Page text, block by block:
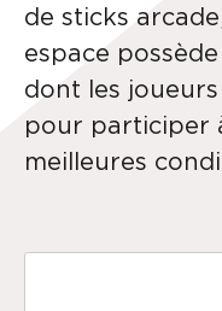
de sticks
espace
dont les
pour participer
meilleures